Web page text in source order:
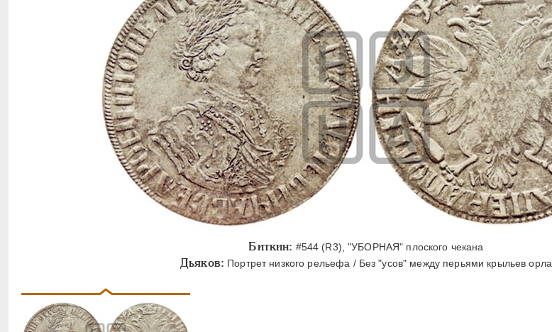
Биткин: #544 (R3), "УБОРНАЯ" плоского чекана
Дьяков: Портрет низкого рельефа / Без "усов" между перьями крыльев орла